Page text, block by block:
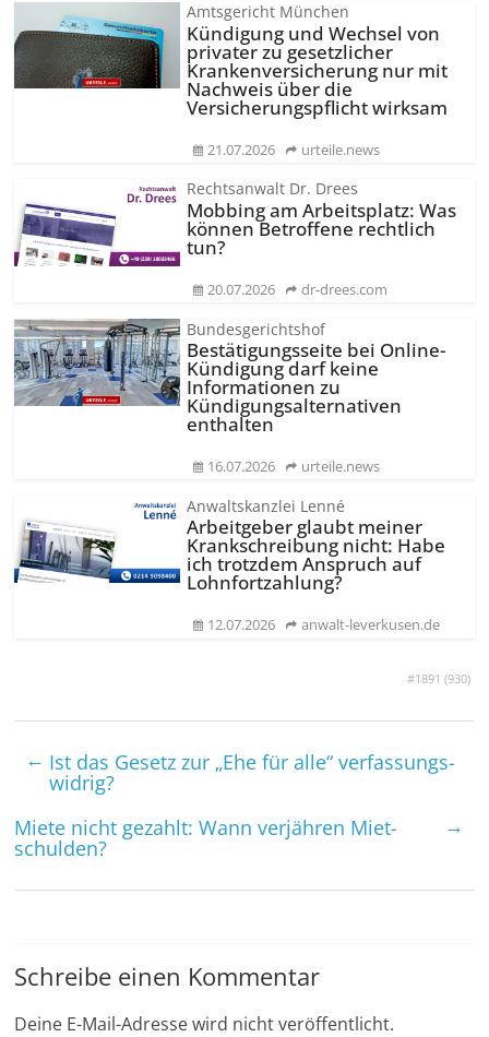
#1891 (930)
Amtsgericht München
Kündigung und Wechsel von
privater zu gesetzlicher
Krankenversicherung nur mit
Nachweis über die
Versicherungs­pflicht wirksam
21.07.2026 urteile.news
Rechtsanwalt Dr. Drees
Mobbing am Arbeitsplatz: Was
können Betroffene rechtlich
tun?
20.07.2026 dr-drees.com
Bundesgerichtshof
Bestätigungsseite bei Online-
Kündigung darf keine
Informationen zu
Kündigungsal­ternativen
enthalten
16.07.2026 urteile.news
Anwaltskanzlei Lenné
Arbeitgeber glaubt meiner
Krankschreibung nicht: Habe
ich trotzdem Anspruch auf
Lohnfortzahlung?
12.07.2026 anwalt-leverkusen.de
← Ist das Gesetz zur „Ehe für alle“ verfassungs­
widrig?
Miete nicht gezahlt: Wann verjähren Miet­
schulden?
→
Schreibe einen Kommentar
Deine E-Mail-Adresse wird nicht veröffentlicht.